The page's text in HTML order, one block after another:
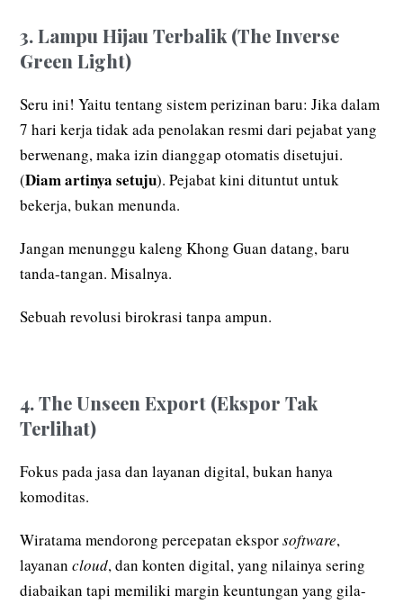
3. Lampu Hijau Terbalik (The Inverse
Green Light)
Seru ini! Yaitu tentang sistem perizinan baru: Jika dalam
7 hari kerja tidak ada penolakan resmi dari pejabat yang
berwenang, maka izin dianggap otomatis disetujui.
(Diam artinya setuju). Pejabat kini dituntut untuk
bekerja, bukan menunda.
Jangan menunggu kaleng Khong Guan datang, baru
tanda-tangan. Misalnya.
Sebuah revolusi birokrasi tanpa ampun.
4. The Unseen Export (Ekspor Tak
Terlihat)
Fokus pada jasa dan layanan digital, bukan hanya
komoditas.
Wiratama mendorong percepatan eksporsoftware,
layanancloud, dan konten digital, yang nilainya sering
diabaikan tapi memiliki margin keuntungan yang gila-